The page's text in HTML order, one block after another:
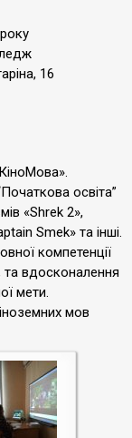
16
освіта”
«Shrek 2»,
Smek» та інші.
компетенції
та вдосконалення
мети.
мов